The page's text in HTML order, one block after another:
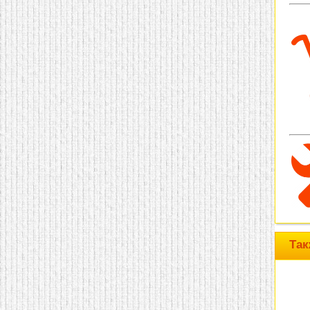
домашнем использовании.
Эта мебель имеет
некоторые преимущества
перед той же стенкой для
гостиной, к примеру,
поскольку она более
легкая и не загромождает
пространство. В спальне
этот предмет можно
поставить у изголовья
кровати, чтобы заполнить
пустующее там
место.
Также стеллажи
очень часто используют в
качестве разграничителей
комнаты, например, на
рабочую зону и
пространство для отдыха.
Особенно это актуально
для однокомнатных
квартир.